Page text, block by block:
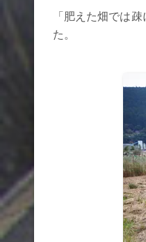
「肥えた畑では
た。